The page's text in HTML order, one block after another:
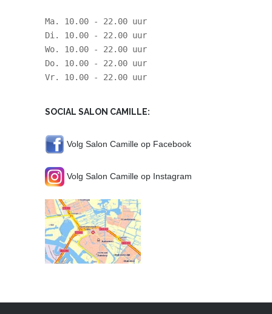
Ma. 10.00 - 22.00 uur
Di. 10.00 - 22.00 uur
Wo. 10.00 - 22.00 uur
Do. 10.00 - 22.00 uur
Vr. 10.00 - 22.00 uur
SOCIAL SALON CAMILLE:
Volg Salon Camille op Facebook
Volg Salon Camille op Instagram